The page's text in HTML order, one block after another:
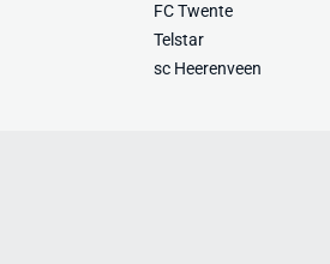
FC Twente
Telstar
sc Heerenveen